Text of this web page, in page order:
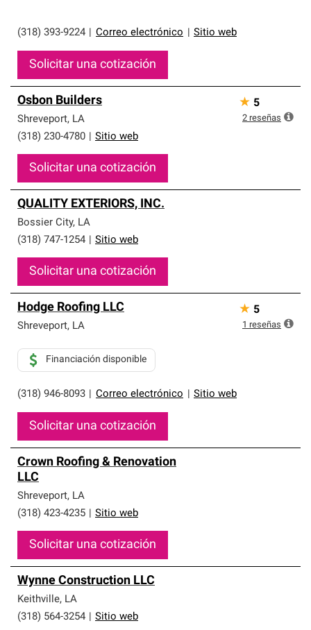
(318) 393-9224 Correo electrónico Sitio web
Solicitar una cotización
Osbon Builders
Shreveport, LA
(318) 230-4780
Sitio web
Solicitar una cotización
★ 5
2 reseñas
QUALITY EXTERIORS, INC.
Bossier City, LA
(318) 747-1254
Sitio web
Solicitar una cotización
Hodge Roofing LLC
Shreveport, LA
(318) 946-8093 Correo electrónico Sitio web
Financiación disponible
Solicitar una cotización
★ 5
1 reseñas
Crown Roofing & Renovation
LLC
Shreveport, LA
(318) 423-4235
Sitio web
Solicitar una cotización
Wynne Construction LLC
Keithville, LA
(318) 564-3254
Sitio web